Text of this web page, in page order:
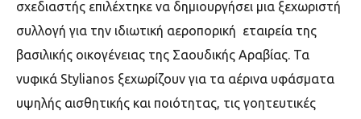
σχεδιαστής επιλέχτηκε να δημιουργήσει μια ξεχωριστή
συλλογή για την ιδιωτική αεροπορική εταιρεία της
βασιλικής οικογένειας της Σαουδικής Αραβίας. Τα
νυφικά Stylianos ξεχωρίζουν για τα αέρινα υφάσματα
υψηλής αισθητικής και ποιότητας, τις γοητευτικές